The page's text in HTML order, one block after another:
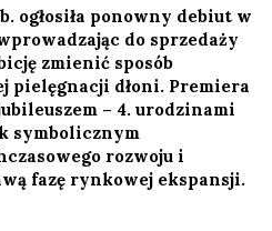
ogłosiła ponowny debiut w
do sprzedaży
zmienić sposób
pielęgnacji dłoni. Premiera
– 4. urodzinami
symbolicznym
rozwoju i
fazę rynkowej ekspansji.